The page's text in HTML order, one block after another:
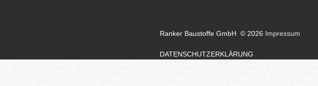
Ranker Baustoffe GmbH © 2026 Impressum
DATENSCHUTZERKLÄRUNG